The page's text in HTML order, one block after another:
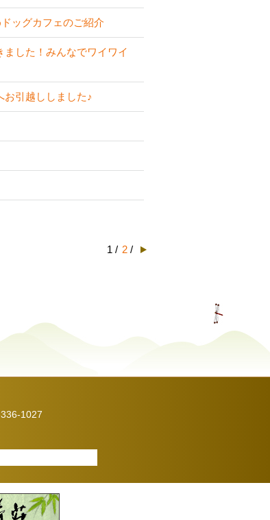
ッグカフェのご紹介
ました！みんなでワイワイ
引越ししました♪
1 / 2 /
1027